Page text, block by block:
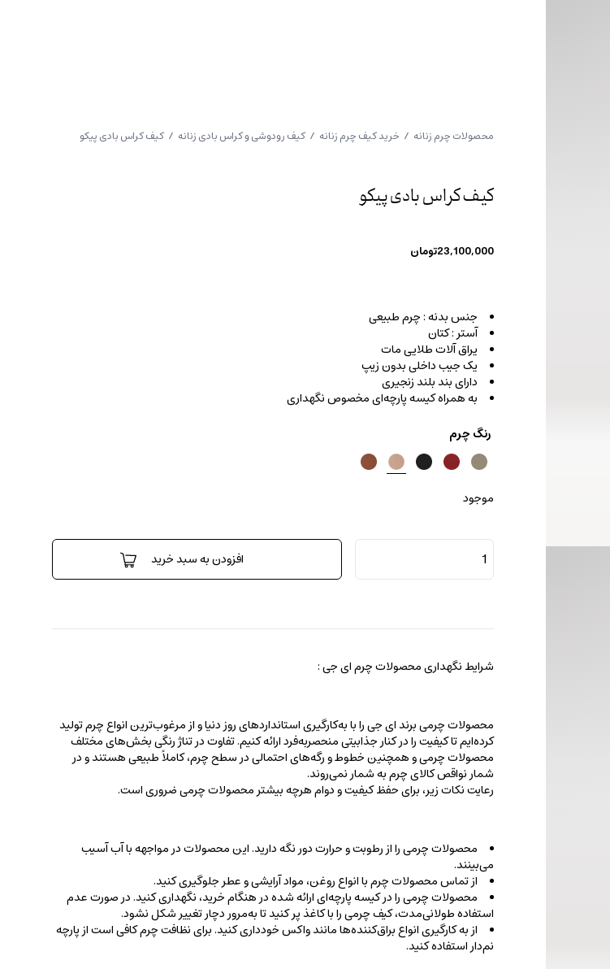
محصولات چرم زنانه / خرید کیف چرم زنانه / کیف رودوشی و کراس بادی زنانه / کیف کراس بادی پیکو
کیف کراس بادی پیکو
23,100,000تومان
جنس بدنه : چرم طبیعی
آستر : کتان
یراق آلات طلایی مات
یک جیب داخلی بدون زیپ
دارای بند بلند زنجیری
به همراه کیسه پارچه‌ای مخصوص نگهداری
رنگ چرم
موجود
کیف
کراس
بادی
افزودن به سبد خرید
شرایط نگهداری محصولات چرم ای جی :
محصولات چرمی برند ای جی را با به‌کارگیری استانداردهای روز دنیا و از مرغوب‌ترین انواع چرم تولید
کرده‌ایم تا کیفیت را در کنار جذابیتی منحصربه‌فرد ارائه کنیم. تفاوت در تناژ رنگی بخش‌های مختلف
محصولات چرمی و همچنین خطوط و رگه‌‌های احتمالی در سطح چرم، کاملاً طبیعی هستند و در
شمار نواقص کالای چرم به شمار نمی‌روند.
رعایت نکات زیر، برای حفظ کیفیت و دوام هرچه بیشتر محصولات چرمی ضروری است.
محصولات چرمی را از رطوبت و حرارت دور نگه دارید. این محصولات در مواجهه با آب آسیب
می‌بینند.
از تماس محصولات چرم با انواع روغن‌، مواد آرایشی و عطر جلوگیری کنید.
محصولات چرمی را در کیسه‌ پارچه‌ای ارائه شده در هنگام خرید، ‌نگهداری کنید. در صورت عدم
استفاده طولانی‌مدت، کیف‌ چرمی را با کاغذ پر کنید تا به‌مرور دچار تغییر شکل نشود.
از به کارگیری انواع براق‌کننده‌ها مانند واکس خودداری کنید. برای نظافت چرم کافی است از پارچه‌
نم‌دار استفاده کنید.